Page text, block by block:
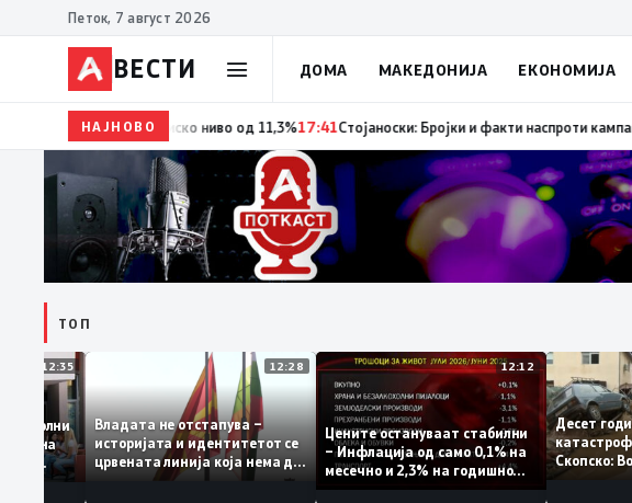
Петок, 7 август 2026
ВЕСТИ ДОМА МАКЕДОНИЈА ЕКОНОМИЈА
НАЈНОВО
18:06 Мерките за самовработување даваат резултат – невработеноста
ТОП
12:35
задоволни
на
12:28
Владата не отстапува –
историјата и идентитетот се
црвената линија која нема да
се погази
12:12
Цените остануваат стабилни
– Инфлација од само 0,1% на
месечно и 2,3% на годишно
ниво
Десет